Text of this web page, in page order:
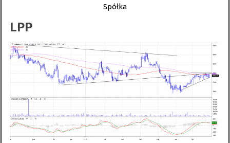
Spółka
LPP